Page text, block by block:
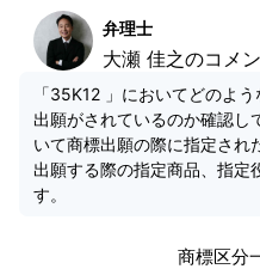
弁理士
大瀬 佳之のコメ
「35K12 」においてどのよ
出願がされているのか確認し
いて商標出願の際に指定され
出願する際の指定商品、指定
す。
商標区分